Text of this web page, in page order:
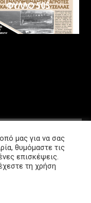
ΦΥΛΛΟ 505
μας για να σας
θυμόμαστε τις
επισκέψεις.
τη χρήση